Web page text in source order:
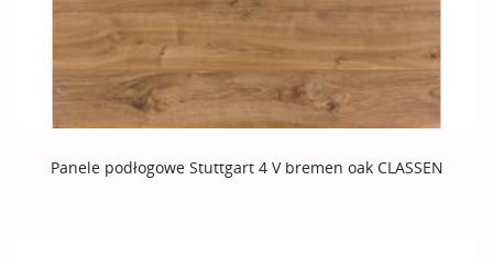
Panele podłogowe Stuttgart 4 V bremen oak CLASSEN